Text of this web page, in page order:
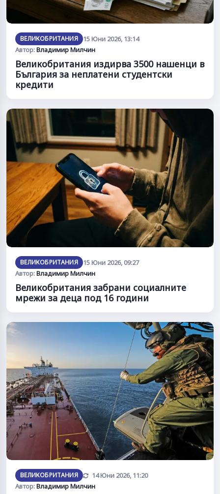
ВЕЛИКОБРИТАНИЯ
15 Юни 2026, 13:14
Автор:Владимир Милчин
Великобритания издирва 3500 нашенци в
България за неплатени студентски
кредити
ВЕЛИКОБРИТАНИЯ
15 Юни 2026, 09:27
Автор:Владимир Милчин
Великобритания забрани социалните
мрежи за деца под 16 години
ВЕЛИКОБРИТАНИЯ Обновена
14 Юни 2026, 11:20
Автор:Владимир Милчин